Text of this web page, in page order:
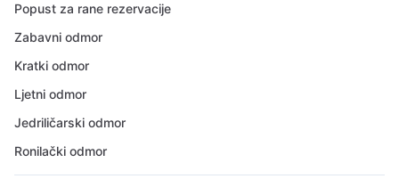
Popust za rane rezervacije
Zabavni odmor
Kratki odmor
Ljetni odmor
Jedriličarski odmor
Ronilački odmor